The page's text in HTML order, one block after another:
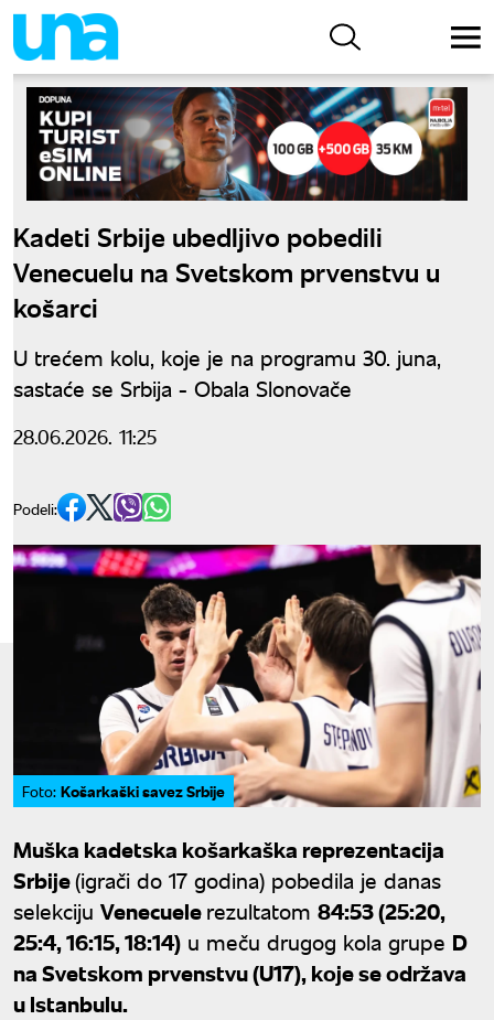
Kadeti Srbije ubedljivo pobedili
Venecuelu na Svetskom prvenstvu u
košarci
U trećem kolu, koje je na programu 30. juna,
sastaće se Srbija - Obala Slonovače
28.06.2026. 11:25
Podeli:
Foto: Košarkaški savez Srbije
Muška kadetska košarkaška reprezentacija
Srbije(igrači do 17 godina) pobedila je danas
selekciju Venecuelerezultatom 84:53 (25:20,
25:4, 16:15, 18:14) u meču drugog kola grupe D
na Svetskom prvenstvu (U17), koje se održava
u Istanbulu.